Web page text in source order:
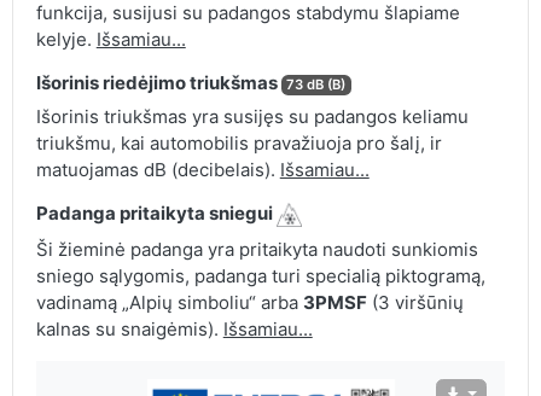
funkcija, susijusi su padangos stabdymu šlapiame
kelyje. Išsamiau...
Išorinis riedėjimo triukšmas 73 dB (B)
Išorinis triukšmas yra susijęs su padangos keliamu
triukšmu, kai automobilis pravažiuoja pro šalį, ir
matuojamas dB (decibelais). Išsamiau...
Padanga pritaikyta sniegui
Ši žieminė padanga yra pritaikyta naudoti sunkiomis
sniego sąlygomis, padanga turi specialią piktogramą,
vadinamą „Alpių simboliu“ arba 3PMSF(3 viršūnių
kalnas su snaigėmis). Išsamiau...